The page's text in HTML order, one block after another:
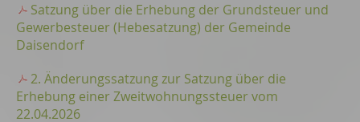
Satzung über die Erhebung der Grundsteuer und
Gewerbesteuer (Hebesatzung) der Gemeinde
Daisendorf
2. Änderungssatzung zur Satzung über die
Erhebung einer Zweitwohnungssteuer vom
22.04.2026